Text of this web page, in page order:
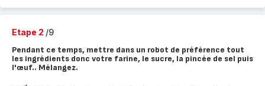
Etape 2 /9
Pendant ce temps, mettre dans un robot de préférence tout
les ingrédients donc votre farine, le sucre, la pincée de sel puis
l'œuf.. Mélangez.